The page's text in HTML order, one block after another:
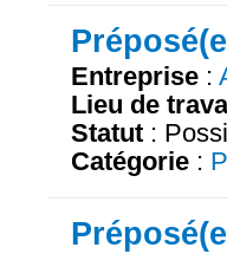
Entreprise :
Lieu de
Statut :
Catégorie :